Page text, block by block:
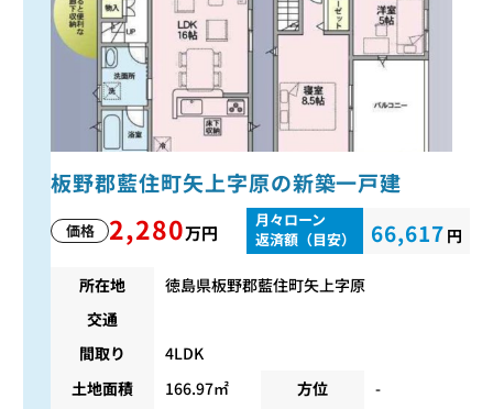
板野郡藍住町矢上字原の新築一戸建
価格 2,280万円
月々ローン
返済額（目安）
66,617 円
所在地
徳島県板野郡藍住町矢上字原
交通
間取り
4LDK
土地面積
166.97㎡ 方位
-